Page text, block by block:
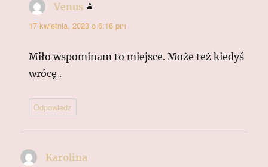
Venus
17 kwietnia, 2023 o 6:16 pm
Miło wspominam to miejsce. Może też kiedyś
wrócę .
Odpowiedz
Karolina